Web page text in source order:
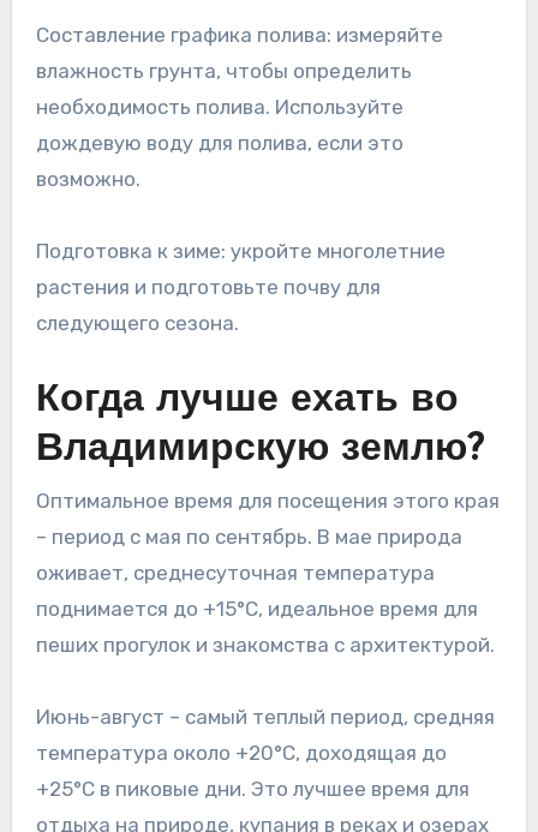
Составление графика полива: измеряйте
влажность грунта, чтобы определить
необходимость полива. Используйте
дождевую воду для полива, если это
возможно.
Подготовка к зиме: укройте многолетние
растения и подготовьте почву для
следующего сезона.
Когда лучше ехать во
Владимирскую землю?
Оптимальное время для посещения этого края
– период с мая по сентябрь. В мае природа
оживает, среднесуточная температура
поднимается до +15°C, идеальное время для
пеших прогулок и знакомства с архитектурой.
Июнь-август – самый теплый период, средняя
температура около +20°C, доходящая до
+25°C в пиковые дни. Это лучшее время для
отдыха на природе, купания в реках и озерах